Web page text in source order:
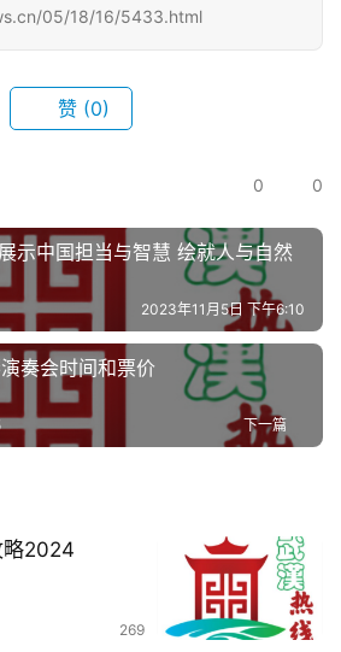
05/18/16/5433.html
赞 (0)
0 0
示中国担当与智慧 绘就人与自然
2023年11月5日 下午6:10
奏会时间和票价
下一篇
略2024
269